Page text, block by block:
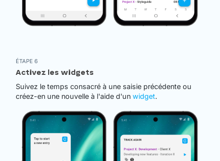
ÉTAPE 6
Activez les widgets
Suivez le temps consacré à une saisie précédente ou
créez-en une nouvelle à l'aide d'un widget.